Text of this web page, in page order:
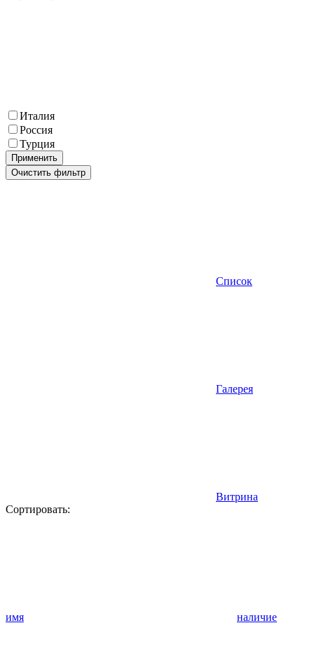
Италия
Россия
Турция
Применить
Очистить фильтр
Список
Галерея
Витрина
Сортировать:
имя наличие